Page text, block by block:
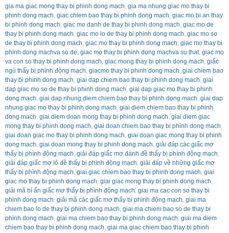
gia ma giac mong thay bi phinh dong mach, gia ma nhung giac mo thay bi
phinh dong mach, giac chiem bao thay bi phinh dong mach, giac mo bi an thay
bi phinh dong mach, giac mo danh de thay bi phinh dong mach, giac mo de
thay bi phinh dong mach, giac mo lo de thay bi phinh dong mach, giac mo so
de thay bi phinh dong mach, giac mo thay bi phinh dong mach, giac mo thay bi
phinh dong machva so de, giac mo thay bi phinh dong machva su that, giac mo
va con so thay bi phinh dong mach, giac mong thay bi phinh dong mach, giấc
ngủ thấy bị phình động mạch, giacmo thay bi phinh dong mach, giai chiem bao
thay bi phinh dong mach, giai dap chiem bao thay bi phinh dong mach, giai
dap giac mo so de thay bi phinh dong mach, giai dap giac mo thay bi phinh
dong mach, giai dap nhung diem chiem bao thay bi phinh dong mach, giai dap
nhung giac mo thay bi phinh dong mach, giai diem chiem bao thay bi phinh
dong mach, giai diem doan mong thay bi phinh dong mach, giai diem giac
mong thay bi phinh dong mach, giai doan chiem bao thay bi phinh dong mach,
giai doan giac mo thay bi phinh dong mach, giai doan giac mong thay bi phinh
dong mach, giai doan mong thay bi phinh dong mach, giải đáp các giấc mơ
thấy bị phình động mạch, giải đáp giấc mơ đánh đề thấy bị phình động mạch,
giải đáp giấc mơ lô đề thấy bị phình động mạch, giải đáp về những giấc mơ
thấy bị phình động mạch, giai giac chiem bao thay bi phinh dong mach, giai
giac mo thay bi phinh dong mach, giai giac mong thay bi phinh dong mach,
giải mã bí ẩn giấc mơ thấy bị phình động mạch, giai ma cac con so thay bi
phinh dong mach, giải mã các giấc mơ thấy bị phình động mạch, giai ma
chiem bao lo de thay bi phinh dong mach, giai ma chiem bao so de thay bi
phinh dong mach, giai ma chiem bao thay bi phinh dong mach, giai ma diem
chiem bao thay bi phinh dong mach, giai ma giac chiem bao thay bi phinh